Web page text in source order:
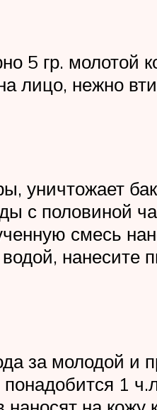
5 гр. молотой
лицо, нежно
уничтожает
с половиной
смесь
нанесите
за молодой и
1